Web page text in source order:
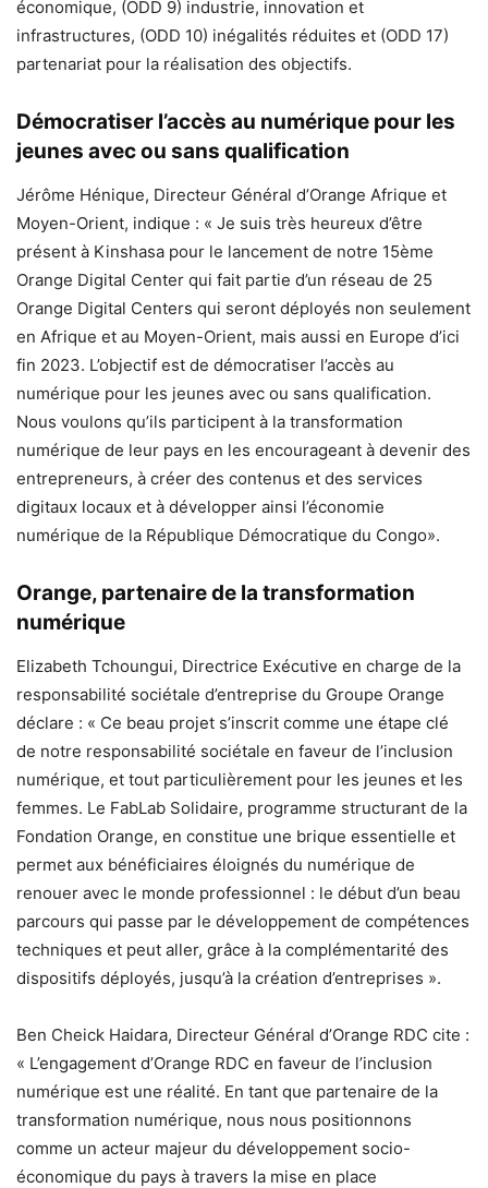
économique, (ODD 9) industrie, innovation et
infrastructures, (ODD 10) inégalités réduites et (ODD 17)
partenariat pour la réalisation des objectifs.
Démocratiser l’accès au numérique pour les
jeunes avec ou sans qualification
Jérôme Hénique, Directeur Général d’Orange Afrique et
Moyen-Orient, indique : « Je suis très heureux d’être
présent à Kinshasa pour le lancement de notre 15ème
Orange Digital Center qui fait partie d’un réseau de 25
Orange Digital Centers qui seront déployés non seulement
en Afrique et au Moyen-Orient, mais aussi en Europe d’ici
fin 2023. L’objectif est de démocratiser l’accès au
numérique pour les jeunes avec ou sans qualification.
Nous voulons qu’ils participent à la transformation
numérique de leur pays en les encourageant à devenir des
entrepreneurs, à créer des contenus et des services
digitaux locaux et à développer ainsi l’économie
numérique de la République Démocratique du Congo».
Orange, partenaire de la transformation
numérique
Elizabeth Tchoungui, Directrice Exécutive en charge de la
responsabilité sociétale d’entreprise du Groupe Orange
déclare : « Ce beau projet s’inscrit comme une étape clé
de notre responsabilité sociétale en faveur de l’inclusion
numérique, et tout particulièrement pour les jeunes et les
femmes. Le FabLab Solidaire, programme structurant de la
Fondation Orange, en constitue une brique essentielle et
permet aux bénéficiaires éloignés du numérique de
renouer avec le monde professionnel : le début d’un beau
parcours qui passe par le développement de compétences
techniques et peut aller, grâce à la complémentarité des
dispositifs déployés, jusqu’à la création d’entreprises ».
Ben Cheick Haidara, Directeur Général d’Orange RDC cite :
« L’engagement d’Orange RDC en faveur de l’inclusion
numérique est une réalité. En tant que partenaire de la
transformation numérique, nous nous positionnons
comme un acteur majeur du développement socio-
économique du pays à travers la mise en place